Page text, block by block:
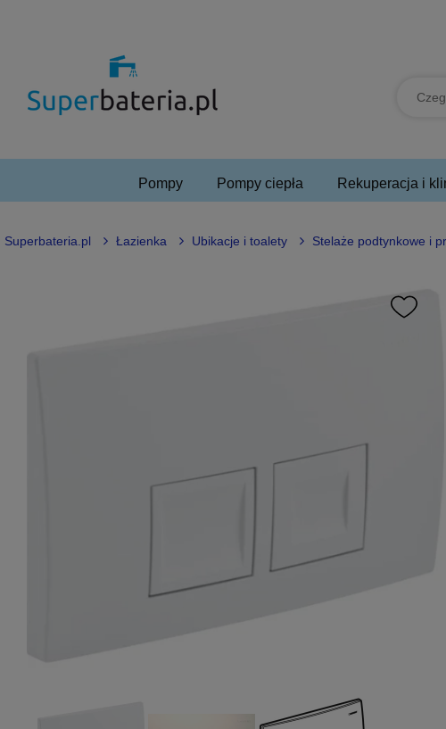
Pompy Pompy ciepła Rekuperacja i
Superbateria.pl Łazienka Ubikacje i toalety Stelaże podtynkowe i